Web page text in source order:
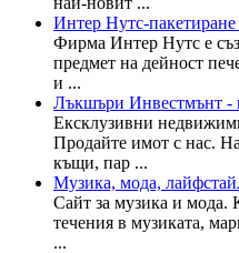
Интер Нутс-
Фирма Интер Нутс е
предмет на дейност
и ...
Лъкшъри Инвестмънт -
Ексклузивни
Продайте имот с нас.
къщи, пар ...
Музика, мода,
Сайт за музика и мода.
течения в музиката,
...